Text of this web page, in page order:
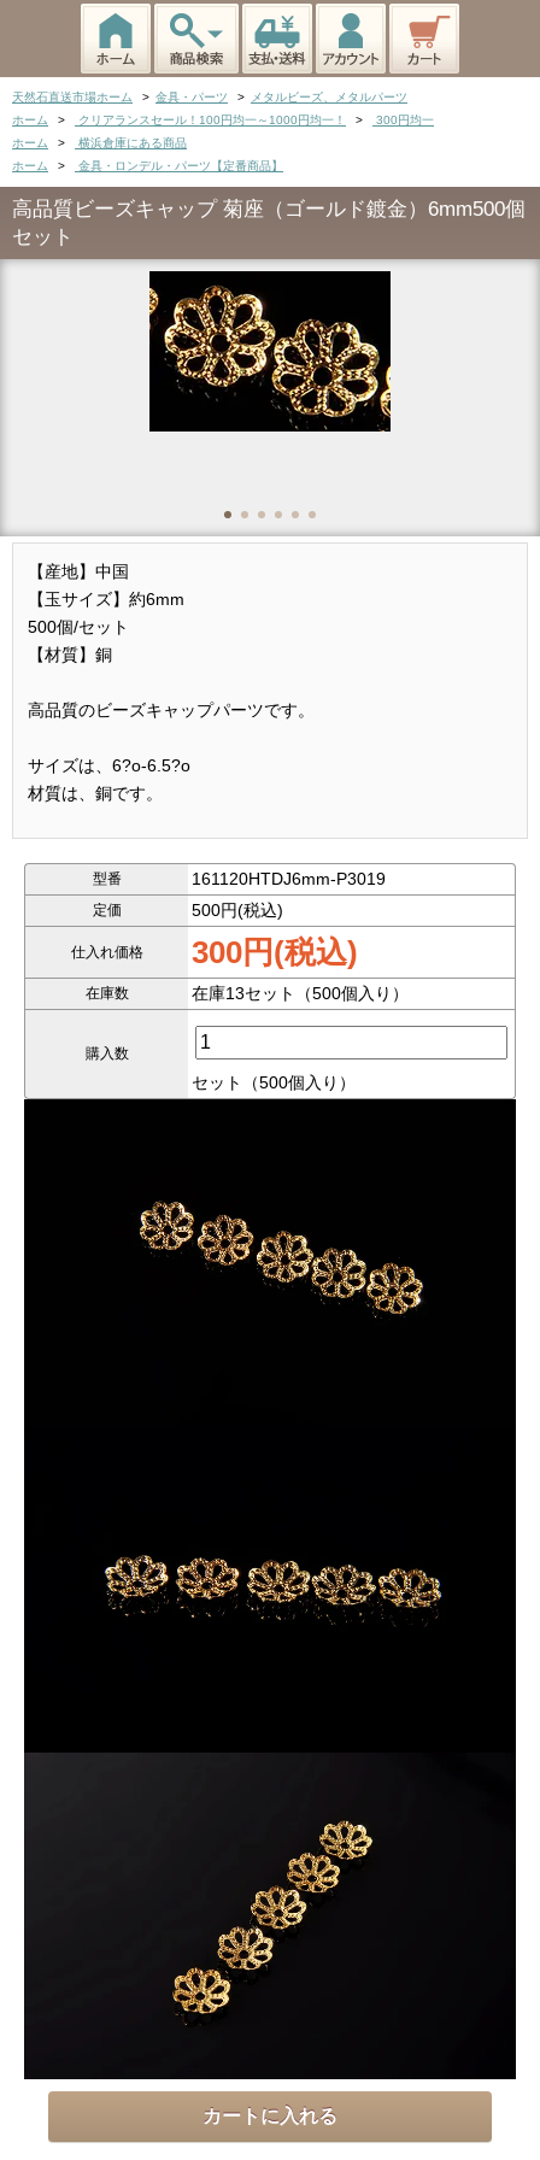
天然石直送市場ホーム > 金具・パーツ >
メタルビーズ、メタルパーツ
ホーム
> クリアランスセール！100円均一～1000円均一！ >
300円均一
ホーム
>
横浜倉庫にある商品
ホーム
> 金具・ロンデル・パーツ【定番商品】
高品質ビーズキャップ 菊座（ゴールド鍍金）6mm500個
セット
【産地】中国
【玉サイズ】約6mm
500個/セット
【材質】銅
高品質のビーズキャップパーツです。
サイズは、6?o-6.5?o
材質は、銅です。
型番 161120HTDJ6mm-P3019
定価 500円(税込)
仕入れ価格 300円(税込)
在庫数 在庫13セット（500個入り）
購入数
セット（500個入り）